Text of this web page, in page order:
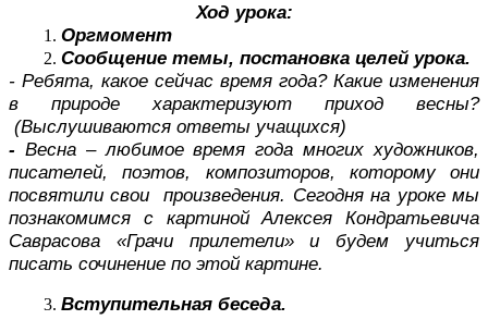
Ход урока:
Оргмомент
Сообщение темы, постановка целей урока.
- Ребята, какое сейчас время года? Какие изменения
в природе характеризуют приход весны?
(Выслушиваются ответы учащихся)
- Весна – любимое время года многих художников,
писателей, поэтов, композиторов, которому они
посвятили свои произведения. Сегодня на уроке мы
познакомимся с картиной Алексея Кондратьевича
Саврасова «Грачи прилетели» и будем учиться
писать сочинение по этой картине.
Вступительная беседа.